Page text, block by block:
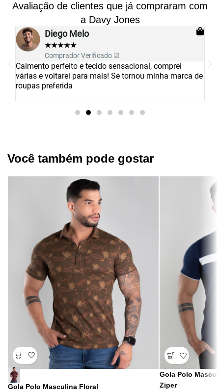
Avaliação de clientes que já compraram com
a Davy Jones
de
Mauricio Costa
★★★★
Comprador Verificado ☑
Camisa muito boa com tecido diferenciado. O
caimento é perfeito. Todos os passos do seu pedido
são informados até a entrega. Excelente!!!
Você também pode gostar​
Gola Polo Masculina Floral
Gola Polo
Ziper